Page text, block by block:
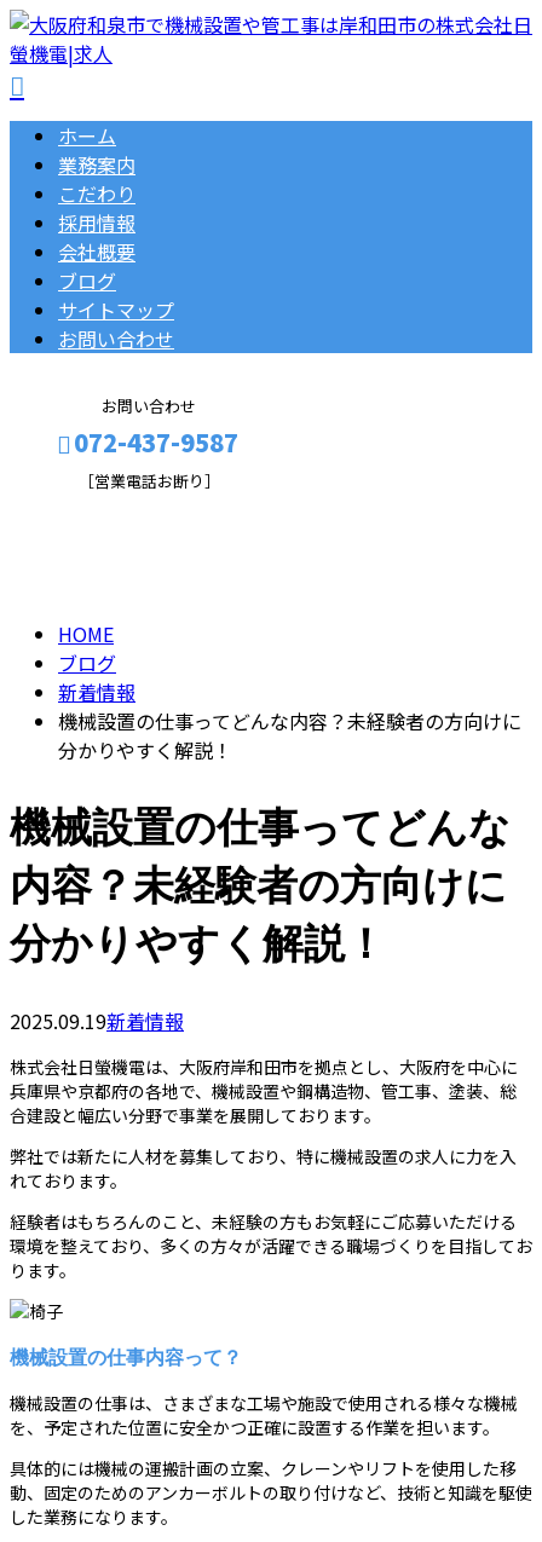
ホーム
業務案内
こだわり
採用情報
会社概要
ブログ
サイトマップ
お問い合わせ
お問い合わせ
072-437-9587
［営業電話お断り］
HOME
ブログ
新着情報
機械設置の仕事ってどんな内容？未経験者の方向けに
分かりやすく解説！
機械設置の仕事ってどんな
内容？未経験者の方向けに
分かりやすく解説！
2025.09.19新着情報
株式会社日螢機電は、大阪府岸和田市を拠点とし、大阪府を中心に
兵庫県や京都府の各地で、機械設置や鋼構造物、管工事、塗装、総
合建設と幅広い分野で事業を展開しております。
弊社では新たに人材を募集しており、特に機械設置の求人に力を入
れております。
経験者はもちろんのこと、未経験の方もお気軽にご応募いただける
環境を整えており、多くの方々が活躍できる職場づくりを目指してお
ります。
機械設置の仕事内容って？
機械設置の仕事は、さまざまな工場や施設で使用される様々な機械
を、予定された位置に安全かつ正確に設置する作業を担います。
具体的には機械の運搬計画の立案、クレーンやリフトを使用した移
動、固定のためのアンカーボルトの取り付けなど、技術と知識を駆使
した業務になります。